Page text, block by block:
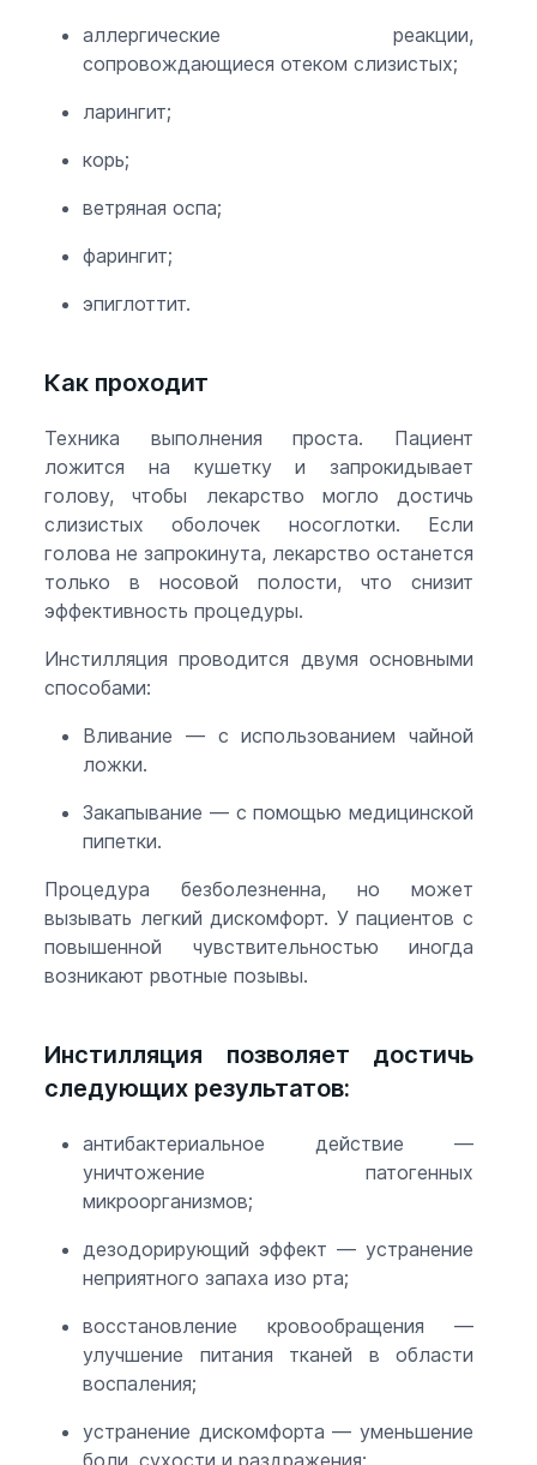
аллергические реакции,
сопровождающиеся отеком слизистых;
ларингит;
корь;
ветряная оспа;
фарингит;
эпиглоттит.
Как проходит
Техника выполнения проста. Пациент
ложится на кушетку и запрокидывает
голову, чтобы лекарство могло достичь
слизистых оболочек носоглотки. Если
голова не запрокинута, лекарство останется
только в носовой полости, что снизит
эффективность процедуры.
Инстилляция проводится двумя основными
способами:
Вливание — с использованием чайной
ложки.
Закапывание — с помощью медицинской
пипетки.
Процедура безболезненна, но может
вызывать легкий дискомфорт. У пациентов с
повышенной чувствительностью иногда
возникают рвотные позывы.
Инстилляция позволяет достичь
следующих результатов:
антибактериальное действие —
уничтожение патогенных
микроорганизмов;
дезодорирующий эффект — устранение
неприятного запаха изо рта;
восстановление кровообращения —
улучшение питания тканей в области
воспаления;
устранение дискомфорта — уменьшение
боли, сухости и раздражения;